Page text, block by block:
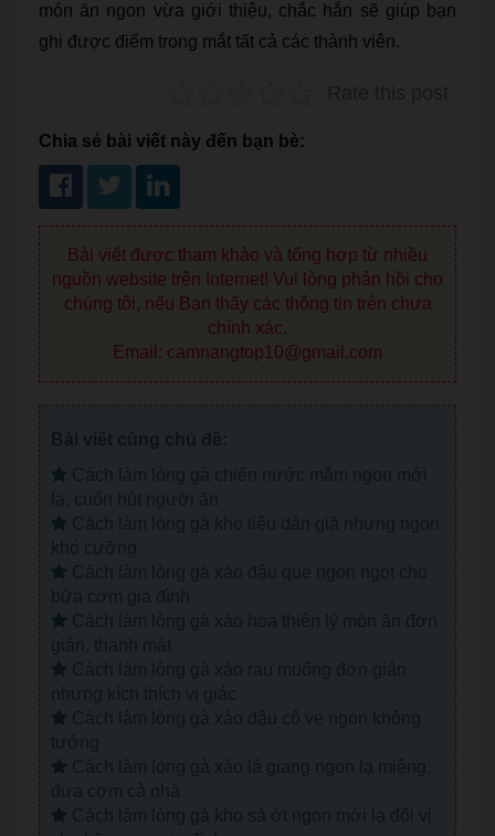
món ăn ngon vừa giới thiệu, chắc hắn sẽ giúp bạn
ghi được điểm trong mắt tất cả các thành viên.
Chia sẻ bài viết này đến bạn bè:
Bài viết được tham khảo và tổng hợp từ nhiều
nguồn website trên Internet! Vui lòng phản hồi cho
chúng tôi, nếu Bạn thấy các thông tin trên chưa
chính xác.
Email: camnangtop10@gmail.com
Bài viết cùng chủ đề:
Cách làm lòng gà chiên nước mắm ngon mới
lạ, cuốn hút người ăn
Cách làm lòng gà kho tiêu dân giã nhưng ngon
khó cưỡng
Cách làm lòng gà xào đậu que ngon ngọt cho
bữa cơm gia đình
Cách làm lòng gà xào hoa thiên lý món ăn đơn
giản, thanh mát
Cách làm lòng gà xào rau muống đơn giản
nhưng kích thích vị giác
Cách làm lòng gà xào đậu cô ve ngon không
tưởng
Cách làm lòng gà xào lá giang ngon lạ miệng,
đưa cơm cả nhà
Cách làm lòng gà kho sả ớt ngon mới lạ đổi vị